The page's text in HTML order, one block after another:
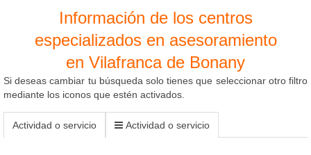
Información de los centros
especializados en asesoramiento
en Vilafranca de Bonany
Si deseas cambiar tu búsqueda solo tienes que seleccionar otro filtro
mediante los iconos que estén activados.
Actividad o servicio Actividad o servicio